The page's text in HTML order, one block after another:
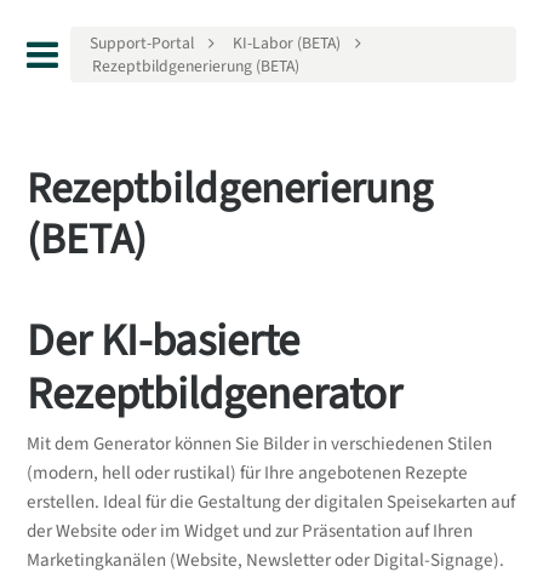
Support-Portal
KI-Labor (BETA)
Rezeptbildgenerierung (BETA)
Rezeptbildgenerierung
(BETA)
Der KI-basierte
Rezeptbildgenerator
Mit dem Generator können Sie Bilder in verschiedenen Stilen
(modern, hell oder rustikal) für Ihre angebotenen Rezepte
erstellen. Ideal für die Gestaltung der digitalen Speisekarten auf
der Website oder im Widget und zur Präsentation auf Ihren
Marketingkanälen (Website, Newsletter oder Digital-Signage).